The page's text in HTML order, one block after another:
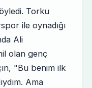
Torku
ile oynadığı
Ali
olan genç
"Bu benim ilk
Ama